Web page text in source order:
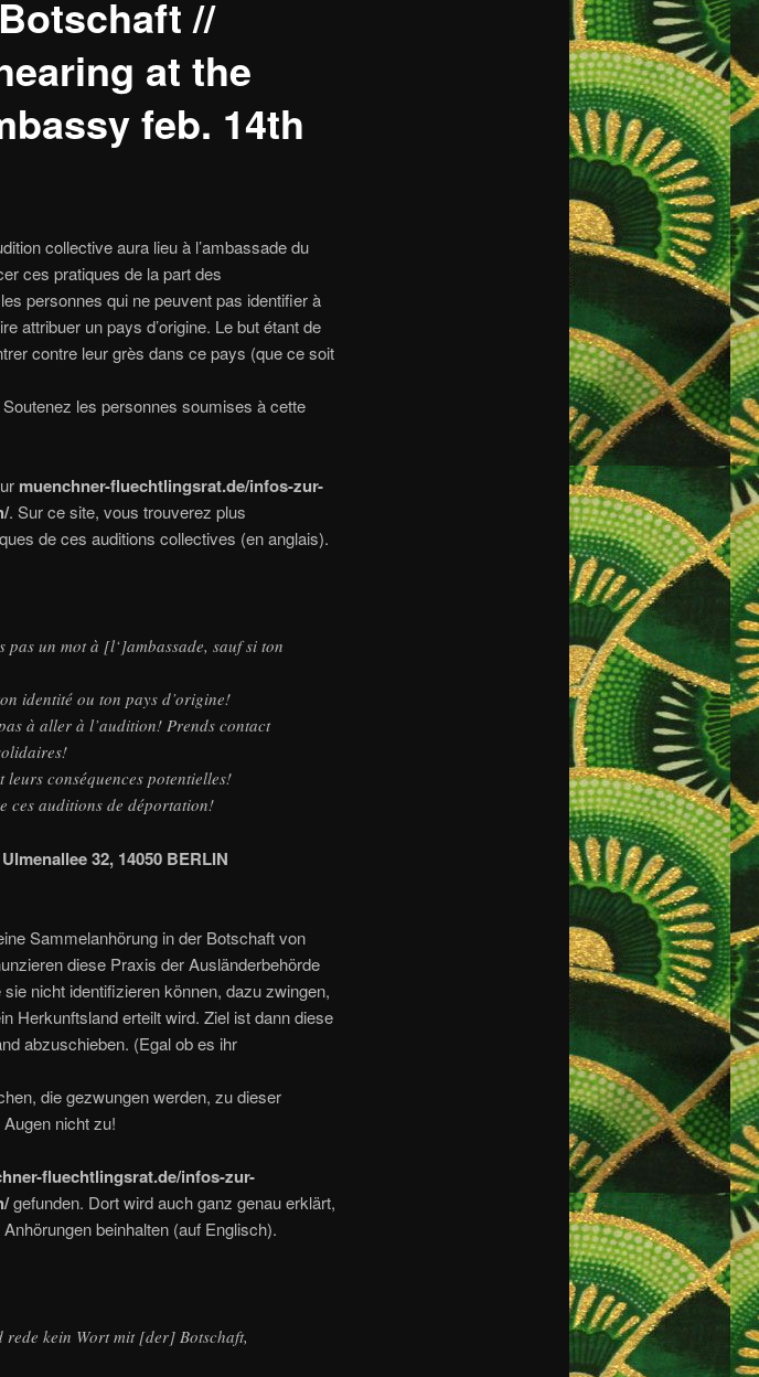
//
at the
feb. 14th
collective aura lieu à l’ambassade du
ces pratiques de la part des
personnes qui ne peuvent pas identifier à
attribuer un pays d’origine. Le but étant de
contre leur grès dans ce pays (que ce soit
les personnes soumises à cette
muenchner-fluechtlingsrat.de/infos-zur-
. Sur ce site, vous trouverez plus
de ces auditions collectives (en anglais).
un mot à [l‘]ambassade, sauf si ton
identité ou ton pays d’origine!
à aller à l’audition! Prends contact
conséquences potentielles!
ces auditions de déportation!
32, 14050 BERLIN
Sammelanhörung in der Botschaft von
diese Praxis der Ausländerbehörde
nicht identifizieren können, dazu zwingen,
Herkunftsland erteilt wird. Ziel ist dann diese
abzuschieben. (Egal ob es ihr
die gezwungen werden, zu dieser
nicht zu!
fluechtlingsrat.de/infos-zur-
gefunden. Dort wird auch ganz genau erklärt,
beinhalten (auf Englisch).
kein Wort mit [der] Botschaft,